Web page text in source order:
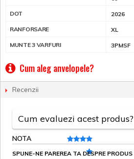
DOT 2026
RANFORSARE XL
MUNTE 3 VARFURI 3PMSF
Cum aleg anvelopele?
Recenzii
Cum evaluezi acest produs?
NOTA
SPUNE-NE PAREREA TA DESPRE PRODUS